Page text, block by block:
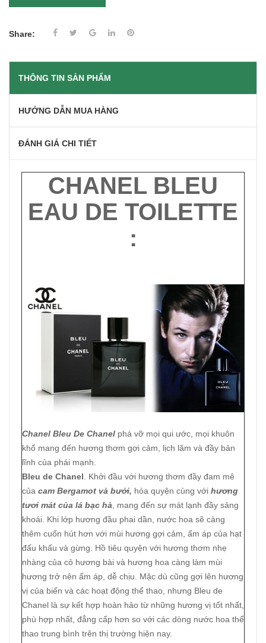
Share:
THÔNG TIN SẢN PHẨM
HƯỚNG DẪN MUA HÀNG
ĐÁNH GIÁ CHI TIẾT
CHANEL BLEU
EAU DE TOILETTE
:
Chanel Bleu De Chanel phá vỡ mọi qui ước, mọi khuôn
khổ mang đến hương thơm gợi cảm, lịch lãm và đầy bản
lĩnh của phái mạnh.
Bleu de Chanel. Khởi đầu với hương thơm đầy đam mê
của cam Bergamot và bưởi, hòa quyện cùng với hương
tươi mát của lá bạc hà, mang đến sự mát lạnh đầy sảng
khoái. Khi lớp hương đầu phai dần, nước hoa sẽ càng
thêm cuốn hút hơn với mùi hương gợi cảm, ấm áp của hạt
đấu khấu và gừng. Hồ tiêu quyện với hương thơm nhẹ
nhàng của cỏ hương bài và hương hoa càng làm mùi
hương trở nên ấm áp, dễ chịu. Mặc dù cũng gợi lên hương
vị của biến và các hoạt động thể thao, nhưng Bleu de
Chanel là sự kết hợp hoàn hảo từ những hương vị tốt nhất,
phù hợp nhất, đẳng cấp hơn so với các dòng nước hoa thể
thao trung bình trên thị trường hiện nay.